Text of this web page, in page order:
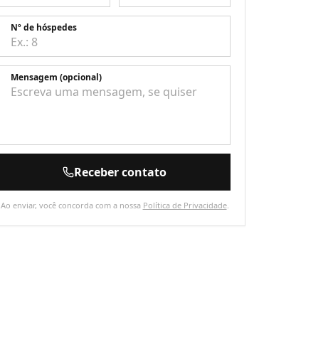
Nº de hóspedes
Mensagem (opcional)
Receber contato
Ao enviar, você concorda com a nossa Política de Privacidade.